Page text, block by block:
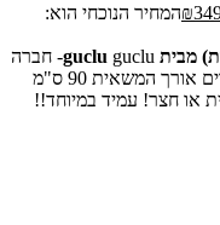
₪המחיר הנוכחי הוא:
guclu- חברה
המתמחה בצעצועי פלסטיק קשיחים לגני ילדים אורך המשאית 90 ס"מ
בית או חצר! עמיד במיוחד!!